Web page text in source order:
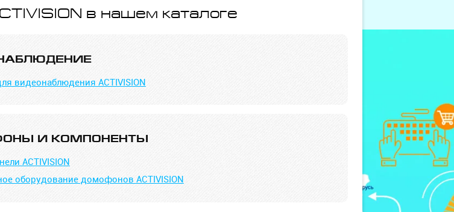
в нашем каталоге
видеонаблюдения ACTIVISION
И КОМПОНЕНТЫ
ACTIVISION
оборудование домофонов ACTIVISION